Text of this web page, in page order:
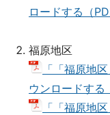
ロードする（
福原地区
「「福原地
ウンロードする
「「福原地